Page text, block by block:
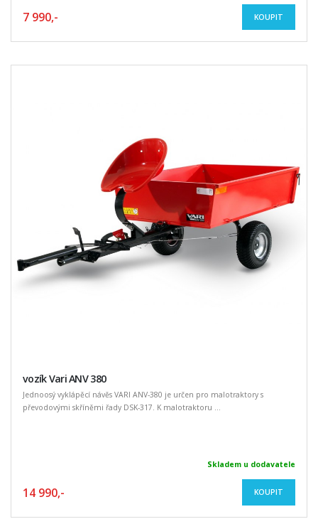
7 990,- KOUPIT
vozík Vari ANV 380
Jednoosý vyklápěcí návěs VARI ANV-380 je určen pro malotraktory s
převodovými skříněmi řady DSK-317. K malotraktoru ...
Skladem u dodavatele
14 990,- KOUPIT